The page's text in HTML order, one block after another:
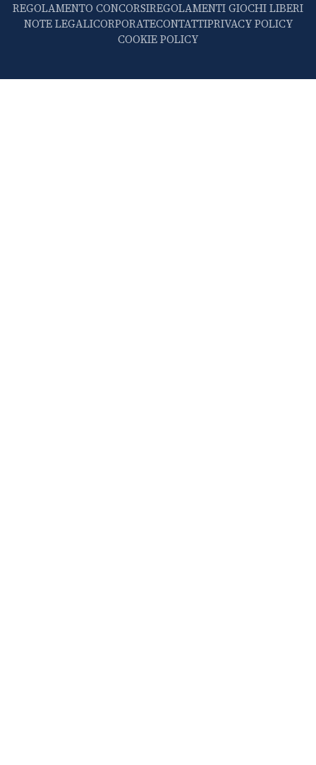
REGOLAMENTO CONCORSIREGOLAMENTI GIOCHI LIBERI
NOTE LEGALICORPORATECONTATTIPRIVACY POLICY
COOKIE POLICY